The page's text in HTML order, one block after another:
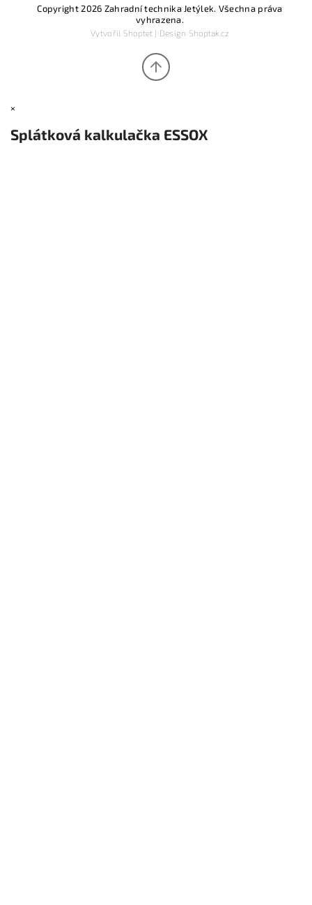
Copyright 2026 Zahradní technika Jetýlek. Všechna práva
vyhrazena.
Vytvořil Shoptet| Design Shoptak.cz
×
Splátková kalkulačka ESSOX